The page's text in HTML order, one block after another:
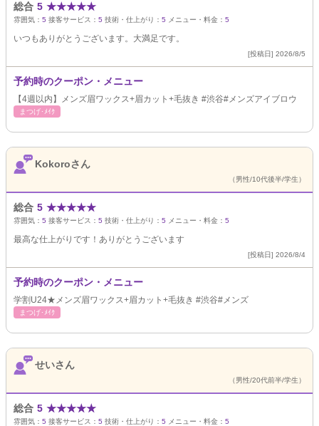
総合 5 ★★★★★
雰囲気： 5 接客サービス： 5 技術・仕上がり： 5 メニュー・料金： 5
いつもありがとうございます。大満足です。
[投稿日] 2026/8/5
予約時のクーポン・メニュー
【4週以内】メンズ眉ワックス+眉カット+毛抜き #渋谷#メンズアイブロウ
まつげ･ﾒｲｸ
Kokoroさん
（男性/10代後半/学生）
総合 5 ★★★★★
雰囲気： 5 接客サービス： 5 技術・仕上がり： 5 メニュー・料金： 5
最高な仕上がりです！ありがとうございます
[投稿日] 2026/8/4
予約時のクーポン・メニュー
学割U24★メンズ眉ワックス+眉カット+毛抜き #渋谷#メンズ
まつげ･ﾒｲｸ
せいさん
（男性/20代前半/学生）
総合 5 ★★★★★
雰囲気： 5 接客サービス： 5 技術・仕上がり： 5 メニュー・料金： 5